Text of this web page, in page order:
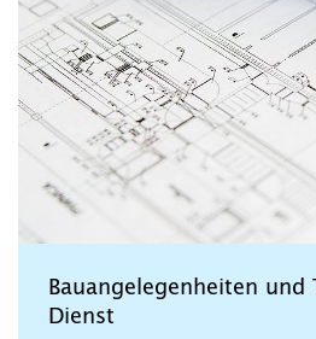
Bauangelegenheiten und
Dienst